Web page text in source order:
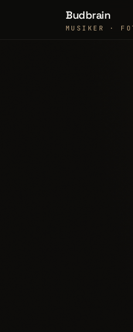
Budbrain
MUSIKER ·